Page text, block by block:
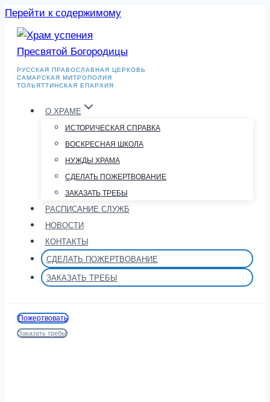
Перейти к содержимому
РУССКАЯ ПРАВОСЛАВНАЯ ЦЕРКОВЬ
САМАРСКАЯ МИТРОПОЛИЯ
ТОЛЬЯТТИНСКАЯ ЕПАРХИЯ
О ХРАМЕ
ИСТОРИЧЕСКАЯ СПРАВКА
ВОСКРЕСНАЯ ШКОЛА
НУЖДЫ ХРАМА
СДЕЛАТЬ ПОЖЕРТВОВАНИЕ
ЗАКАЗАТЬ ТРЕБЫ
РАСПИСАНИЕ СЛУЖБ
НОВОСТИ
КОНТАКТЫ
СДЕЛАТЬ ПОЖЕРТВОВАНИЕ
ЗАКАЗАТЬ ТРЕБЫ
Пожертвовать
Заказать требы